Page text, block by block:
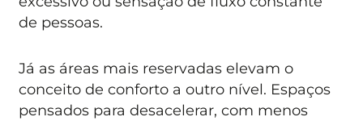
de pessoas.
Já as áreas mais reservadas elevam o
conceito de conforto a outro nível. Espaços
pensados para desacelerar, com menos